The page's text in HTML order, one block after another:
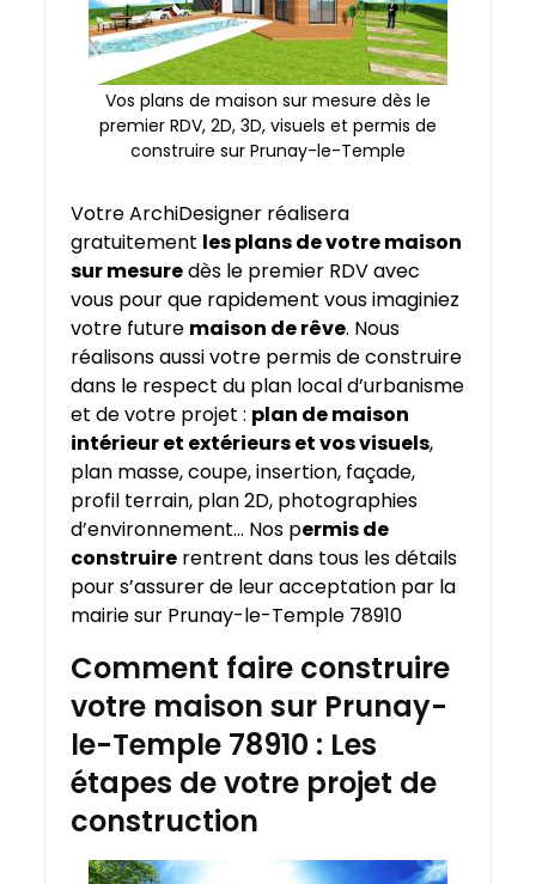
Vos plans de maison sur mesure dès le
premier RDV, 2D, 3D, visuels et permis de
construire sur Prunay-le-Temple
Votre ArchiDesigner réalisera
gratuitement les plans de votre maison
sur mesuredès le premier RDV avec
vous pour que rapidement vous imaginiez
votre future maison de rêve. Nous
réalisons aussi votre permis de construire
dans le respect du plan local d’urbanisme
et de votre projet : plan de maison
intérieur et extérieurs et vos visuels,
plan masse, coupe, insertion, façade,
profil terrain, plan 2D, photographies
d’environnement… Nos permis de
construire rentrent dans tous les détails
pour s’assurer de leur acceptation par la
mairie sur Prunay-le-Temple 78910
Comment faire construire
votre maison sur Prunay-
le-Temple 78910 : Les
étapes de votre projet de
construction